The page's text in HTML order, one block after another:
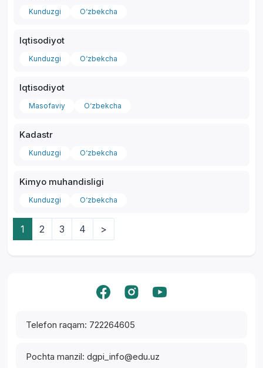
Telefon raqam: 722264605
Pochta manzil: dgpi_info@edu.uz
Kunduzgi O‘zbekcha
Iqtisodiyot
Kunduzgi O‘zbekcha
Iqtisodiyot
Masofaviy O‘zbekcha
Kadastr
Kunduzgi O‘zbekcha
Kimyo muhandisligi
Kunduzgi O‘zbekcha
1 2 3 4 >